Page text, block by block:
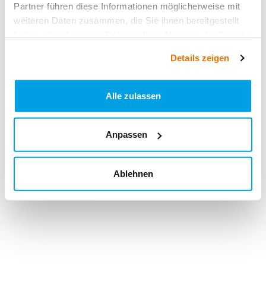
Partner führen diese Informationen möglicherweise mit
weiteren Daten zusammen, die Sie ihnen bereitgestellt
Details zeigen
Alle zulassen
Anpassen
Ablehnen